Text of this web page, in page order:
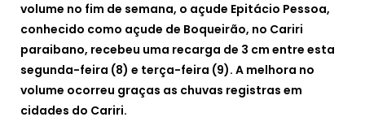
volume no fim de semana, o açude Epitácio Pessoa,
conhecido como açude de Boqueirão, no Cariri
paraibano, recebeu uma recarga de 3 cm entre esta
segunda-feira (8) e terça-feira (9). A melhora no
volume ocorreu graças as chuvas registras em
cidades do Cariri.